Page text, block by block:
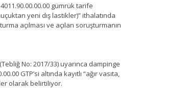
gümrük tarife
yeni dış lastikler)” ithalatında
açılması ve açılan soruşturmanın
No: 2017/33) uyarınca dampinge
GTP’si altında kayıtlı “ağır vasıta,
olarak belirtiliyor.